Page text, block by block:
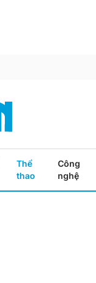
Thể
thao
Công
nghệ